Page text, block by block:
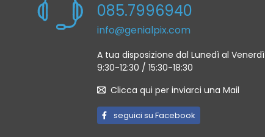
085.7996940
info@genialpix.com
A tua disposizione dal Lunedì al Venerdì
9:30-12:30 / 15:30-18:30
Clicca qui per inviarci una Mail
seguici su Facebook